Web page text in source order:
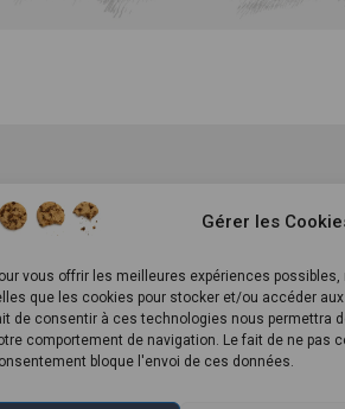
Gérer les
vous offrir les meilleures expériences
que les cookies pour stocker et/ou accéder
de consentir à ces technologies nous permettra
comportement de navigation. Le fait de ne pas
bloque l'envoi de ces données.
Recrutement
Rappels
produits
Inscrivez-vous à
newsletter